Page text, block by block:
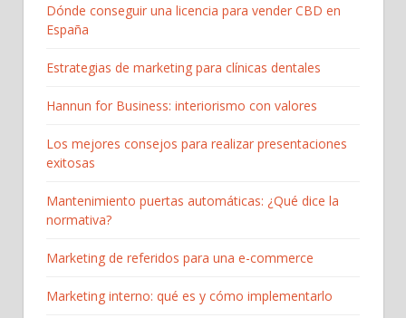
Dónde conseguir una licencia para vender CBD en
España
Estrategias de marketing para clínicas dentales
Hannun for Business: interiorismo con valores
Los mejores consejos para realizar presentaciones
exitosas
Mantenimiento puertas automáticas: ¿Qué dice la
normativa?
Marketing de referidos para una e-commerce
Marketing interno: qué es y cómo implementarlo